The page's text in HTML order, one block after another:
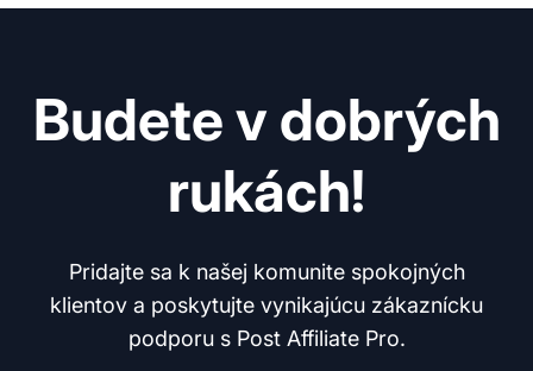
Budete v dobrých
rukách!
Pridajte sa k našej komunite spokojných
klientov a poskytujte vynikajúcu zákaznícku
podporu s Post Affiliate Pro.